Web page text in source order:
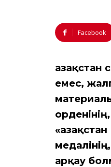
Facebook
емес,
арқау